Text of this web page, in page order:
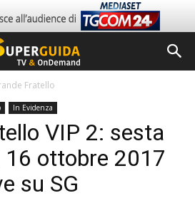
Fratello
In Evidenza
VIP 2: sesta
ottobre 2017
su SG